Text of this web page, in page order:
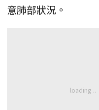
意肺部狀況。